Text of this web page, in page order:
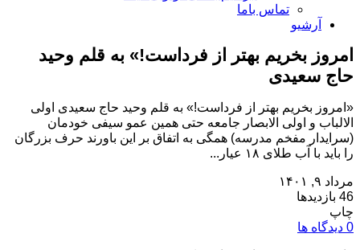
تماس باما
آرشیو
امروز بخریم بهتر از فرداست!» به قلم وحید
حاج سعیدی
«امروز بخریم بهتر از فرداست!» به قلم وحید حاج سعیدی اولی
الالباب و اولی الابصار جامعه حتی همین عمو سیفی خودمان
(سرایدار مفخم مدرسه) همگی به اتفاق بر این باورند حرف بزرگان
را باید با آب طلای ۱۸ عیار...
مرداد ۹, ۱۴۰۱
46 بازدیدها
چاپ
0 دیدگاه ها